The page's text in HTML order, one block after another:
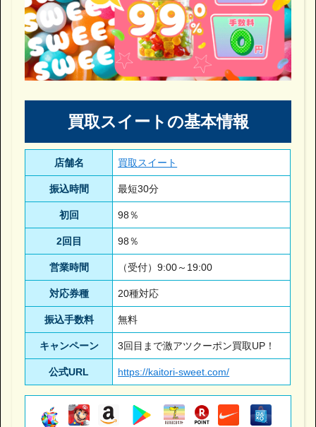
買取スイートの基本情報
店舗名 買取スイート
振込時間 最短30分
初回 98％
2回目 98％
営業時間 （受付）9:00～19:00
対応券種 20種対応
振込手数料 無料
キャンペーン 3回目まで激アツクーポン買取UP！
公式URL https://kaitori-sweet.com/